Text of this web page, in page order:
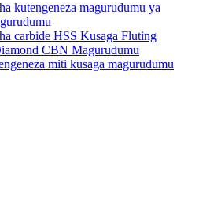
kutengeneza magurudumu ya
carbide HSS Kusaga Fluting
CBN Magurudumu
miti kusaga magurudumu